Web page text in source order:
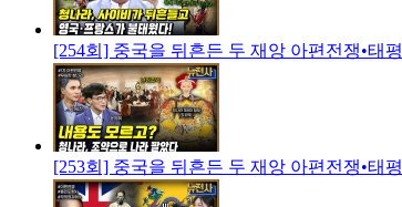
[254회] 중국을 뒤흔든 두 재앙 아편전쟁•태
[253회] 중국을 뒤흔든 두 재앙 아편전쟁•태